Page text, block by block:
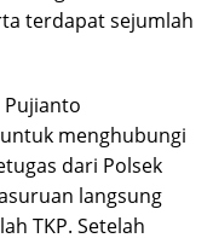
terdapat sejumlah
Pujianto
menghubungi
dari Polsek
langsung
TKP. Setelah